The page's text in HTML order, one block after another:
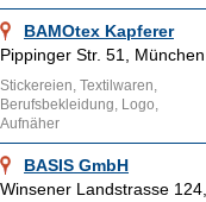
BAMOtex Kapferer
Pippinger Str. 51, München
Stickereien, Textilwaren,
Berufsbekleidung, Logo,
Aufnäher
BASIS GmbH
Winsener Landstrasse 124,